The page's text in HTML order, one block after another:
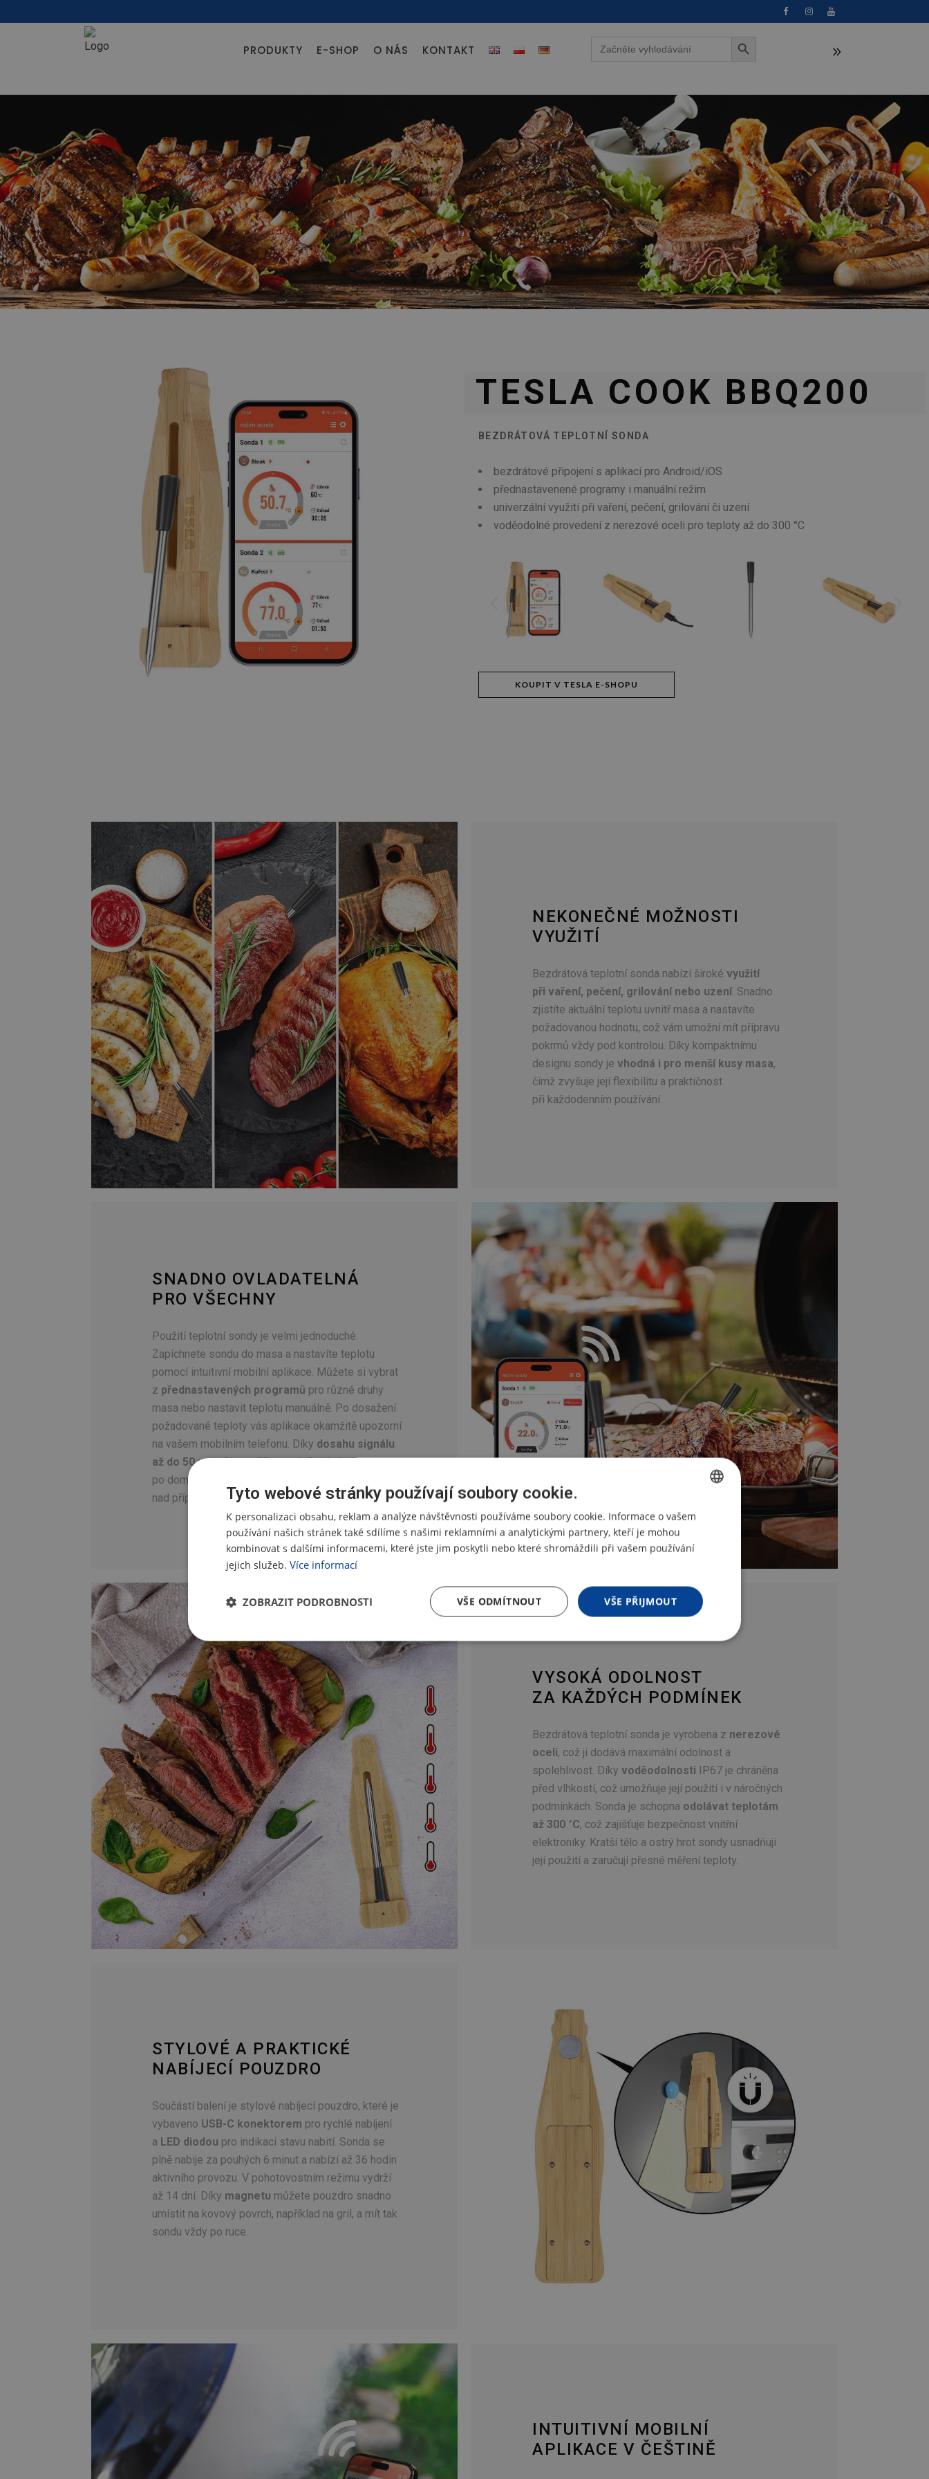
PRODUKTY E-SHOP O NÁS KONTAKT
Search
for:
Search Button
TESLA COOK BBQ200
BEZDRÁTOVÁ TEPLOTNÍ SONDA
bezdrátové připojení s aplikací pro Android/iOS
přednastavenené programy i manuální režim
univerzální využití při vaření, pečení, grilování či uzení
voděodolné provedení z nerezové oceli pro teploty až do 300 °C
KOUPIT V TESLA E-SHOPU
NEKONEČNÉ MOŽNOSTI
VYUŽITÍ
Bezdrátová teplotní sonda nabízí široké využití
při vaření, pečení, grilování nebo uzení. Snadno
zjistíte aktuální teplotu uvnitř masa a nastavíte
požadovanou hodnotu, což vám umožní mít přípravu
pokrmů vždy pod kontrolou. Díky kompaktnímu
designu sondy je vhodná i pro menší kusy masa,
čímž zvyšuje její flexibilitu a praktičnost
při každodenním používání.
SNADNO OVLADATELNÁ
PRO VŠECHNY
Použití teplotní sondy je velmi jednoduché.
Zapíchnete sondu do masa a nastavíte teplotu
pomocí intuitivní mobilní aplikace. Můžete si vybrat
z přednastavených programů pro různé druhy
masa nebo nastavit teplotu manuálně. Po dosažení
požadované teploty vás aplikace okamžitě upozorní
na vašem mobilním telefonu. Díky dosahu signálu
až do 50 metrůse můžete volně pohybovat
po domě či zahradě, aniž byste ztratili kontrolu
nad přípravou pokrmu.
VYSOKÁ ODOLNOST
ZA KAŽDÝCH PODMÍNEK
Bezdrátová teplotní sonda je vyrobena z nerezové
oceli, což ji dodává maximální odolnost a
spolehlivost. Díky voděodolnosti IP67 je chráněna
před vlhkostí, což umožňuje její použití i v náročných
podmínkách. Sonda je schopna odolávat teplotám
až 300 °C, což zajišťuje bezpečnost vnitřní
elektroniky. Kratší tělo a ostrý hrot sondy usnadňují
její použití a zaručují přesné měření teploty.
STYLOVÉ A PRAKTICKÉ
NABÍJECÍ POUZDRO
Součástí balení je stylové nabíjecí pouzdro, které je
vybaveno USB-C konektorem pro rychlé nabíjení
a LED diodou pro indikaci stavu nabití. Sonda se
plně nabije za pouhých 6 minut a nabízí až 36 hodin
aktivního provozu. V pohotovostním režimu vydrží
až 14 dní. Díky magnetu můžete pouzdro snadno
umístit na kovový povrch, například na gril, a mít tak
sondu vždy po ruce.
INTUITIVNÍ MOBILNÍ
APLIKACE V ČEŠTINĚ
CZECH
Tyto webové stránky používají soubory cookie.
K personalizaci obsahu, reklam a analýze návštěvnosti používáme soubory cookie. Informace o vašem
používání našich stránek také sdílíme s našimi reklamními a analytickými partnery, kteří je mohou
kombinovat s dalšími informacemi, které jste jim poskytli nebo které shromáždili při vašem používání
jejich služeb. Více informací
VŠE PŘIJMOUT
VŠE ODMÍTNOUT
ZOBRAZIT PODROBNOSTI